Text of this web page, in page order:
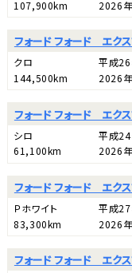
107,900km
2026
フォード フォード エク
クロ 平成
144,500km
2026
フォード フォード エク
シロ 平成
61,100km
2026
フォード フォード エク
Ｐホワイト 平成
83,300km
2026
フォード フォード エク